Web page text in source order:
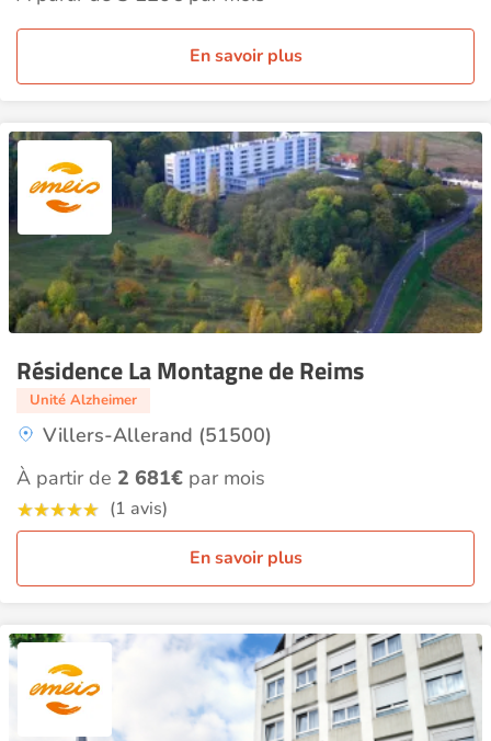
En savoir plus
Résidence La Montagne de Reims
Unité Alzheimer
Villers-Allerand (51500)
À partir de 2 681€ par mois
(1 avis)
En savoir plus